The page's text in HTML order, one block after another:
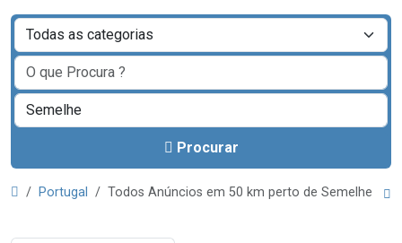
Procurar
Portugal Todos Anúncios em 50 km perto de Semelhe